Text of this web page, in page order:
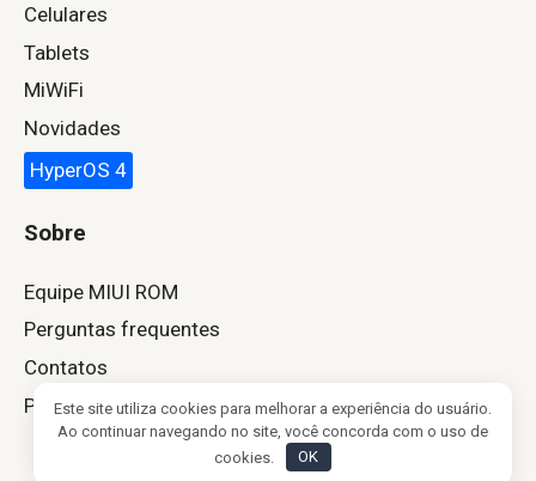
Celulares
Tablets
MiWiFi
Novidades
HyperOS 4
Sobre
Equipe MIUI ROM
Perguntas frequentes
Contatos
Política de Privacidade
Este site utiliza cookies para melhorar a experiência do usuário.
Ao continuar navegando no site, você concorda com o uso de
cookies.
OK